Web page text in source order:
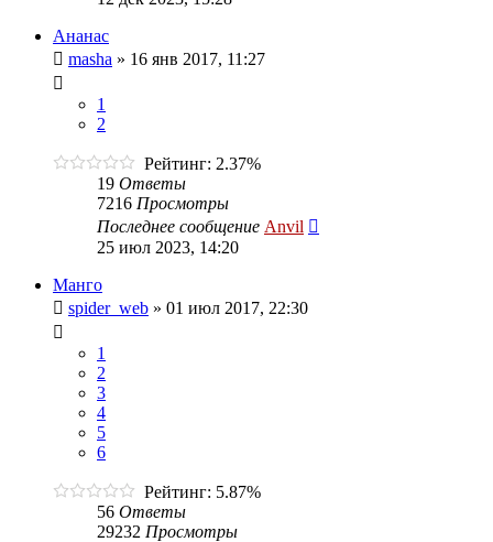
Ананас
masha » 16 янв 2017, 11:27
1
2
Рейтинг: 2.37%
19 Ответы
7216 Просмотры
Последнее сообщение Anvil
25 июл 2023, 14:20
Манго
spider_web » 01 июл 2017, 22:30
1
2
3
4
5
6
Рейтинг: 5.87%
56 Ответы
29232 Просмотры